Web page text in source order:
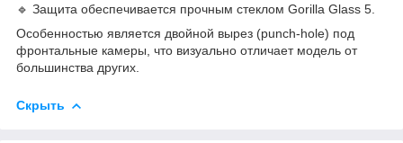
🔹 Защита обеспечивается прочным стеклом Gorilla Glass 5.
Особенностью является двойной вырез (punch-hole) под
фронтальные камеры, что визуально отличает модель от
большинства других.
Скрыть